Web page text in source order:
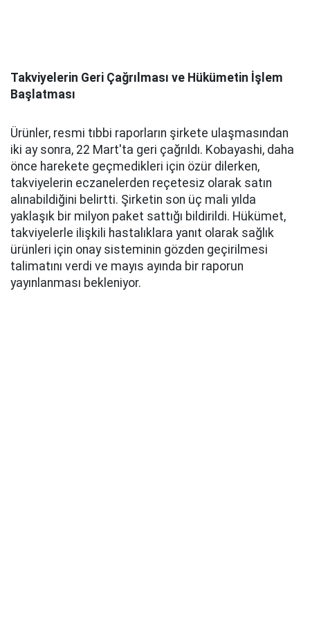
Takviyelerin Geri Çağrılması ve Hükümetin İşlem
Başlatması
Ürünler, resmi tıbbi raporların şirkete ulaşmasından
iki ay sonra, 22 Mart'ta geri çağrıldı. Kobayashi, daha
önce harekete geçmedikleri için özür dilerken,
takviyelerin eczanelerden reçetesiz olarak satın
alınabildiğini belirtti. Şirketin son üç mali yılda
yaklaşık bir milyon paket sattığı bildirildi. Hükümet,
takviyelerle ilişkili hastalıklara yanıt olarak sağlık
ürünleri için onay sisteminin gözden geçirilmesi
talimatını verdi ve mayıs ayında bir raporun
yayınlanması bekleniyor.